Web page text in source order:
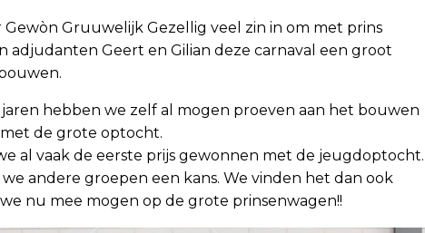
Gruuwelijk Gezellig veel zin in om met prins
adjudanten Geert en Gilian deze carnaval een groot
hebben we zelf al mogen proeven aan het bouwen
de grote optocht.
al vaak de eerste prijs gewonnen met de jeugdoptocht.
andere groepen een kans. We vinden het dan ook
nu mee mogen op de grote prinsenwagen!!